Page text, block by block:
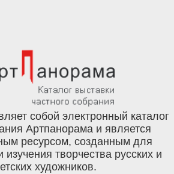
собой электронный каталог
Артпанорама и является
ресурсом, созданным для
изучения творчества русских и
художников.